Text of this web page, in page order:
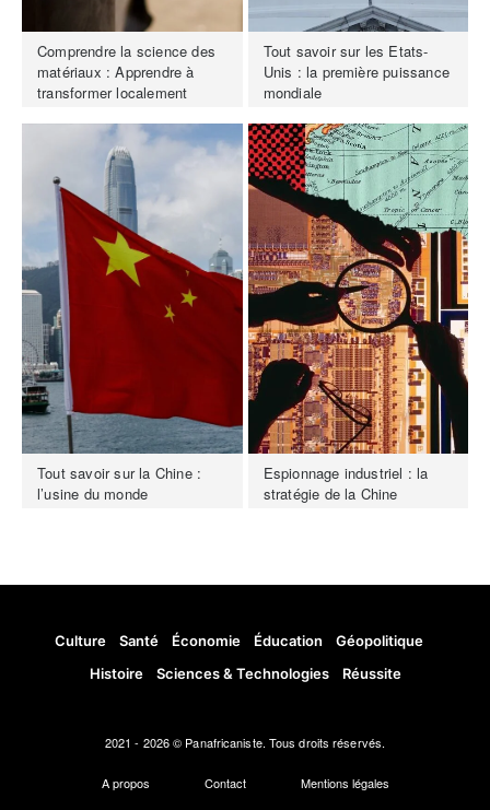
Comprendre la science des
matériaux : Apprendre à
transformer localement
Tout savoir sur les Etats-
Unis : la première puissance
mondiale
Tout savoir sur la Chine :
l’usine du monde
Espionnage industriel : la
stratégie de la Chine
Culture Santé Économie Éducation
Géopolitique
Histoire
Sciences & Technologies Réussite
2021 - 2026 © Panafricaniste. Tous droits réservés.
A propos Contact Mentions légales